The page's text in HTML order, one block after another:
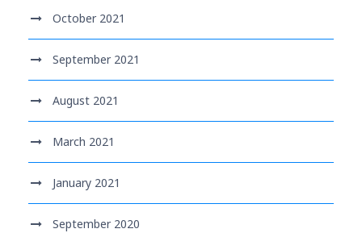
October 2021
September 2021
August 2021
March 2021
January 2021
September 2020